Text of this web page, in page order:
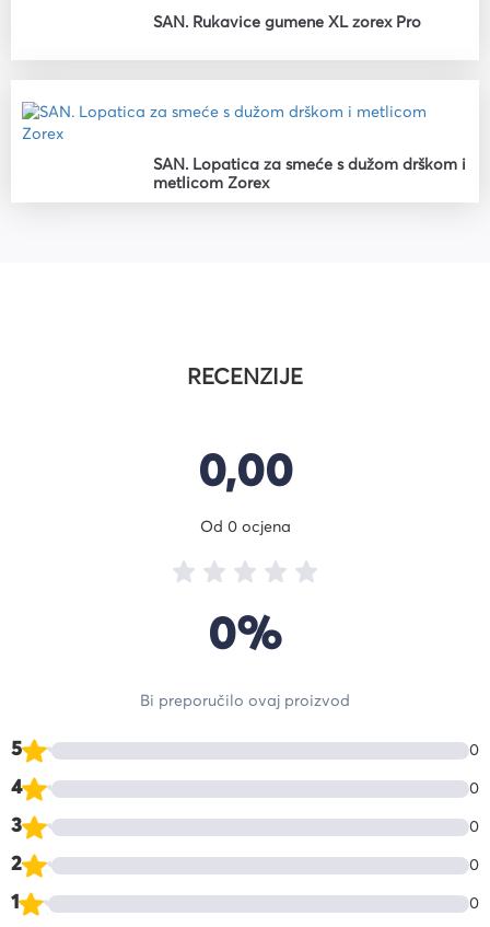
SAN. Rukavice gumene XL zorex Pro
SAN. Lopatica za smeće s dužom drškom i
metlicom Zorex
RECENZIJE
5 0
4 0
3 0
2 0
1 0
0,00
Od 0 ocjena
0%
Bi preporučilo ovaj proizvod